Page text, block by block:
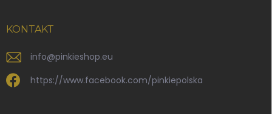
KONTAKT
info@pinkieshop.eu
https://www.facebook.com/pinkiepolska